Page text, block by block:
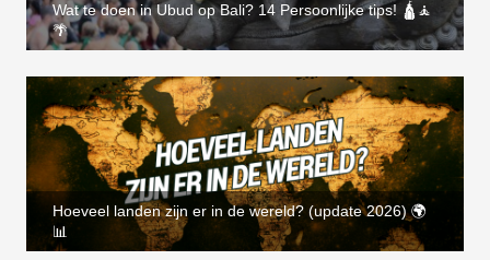
Wat te doen in Ubud op Bali? 14 Persoonlijke tips! 🛕🧘
🌴
Hoeveel landen zijn er in de wereld? (update 2026) 🌍
📊